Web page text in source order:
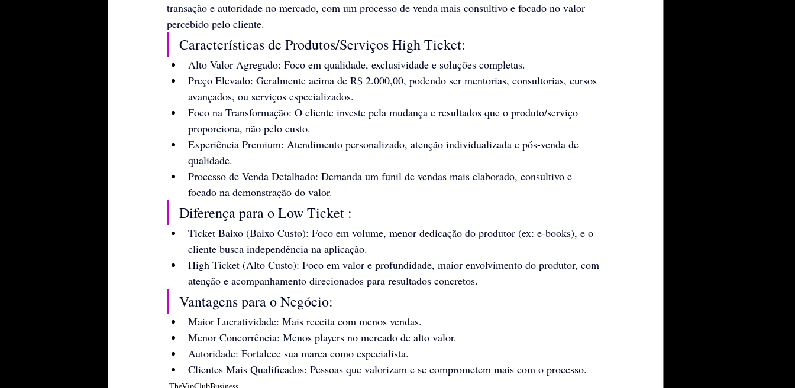
transação e autoridade no mercado, com um processo de venda mais consultivo e focado no valor
percebido pelo cliente.
Características de Produtos/Serviços High Ticket:
Alto Valor Agregado: Foco em qualidade, exclusividade e soluções completas.
Preço Elevado: Geralmente acima de R$ 2.000,00, podendo ser mentorias, consultorias, cursos
avançados, ou serviços especializados.
Foco na Transformação: O cliente investe pela mudança e resultados que o produto/serviço
proporciona, não pelo custo.
Experiência Premium: Atendimento personalizado, atenção individualizada e pós-venda de
qualidade.
Processo de Venda Detalhado: Demanda um funil de vendas mais elaborado, consultivo e
focado na demonstração do valor.
Diferença para o Low Ticket :
Ticket Baixo (Baixo Custo): Foco em volume, menor dedicação do produtor (ex: e-books), e o
cliente busca independência na aplicação.
High Ticket (Alto Custo): Foco em valor e profundidade, maior envolvimento do produtor, com
atenção e acompanhamento direcionados para resultados concretos.
Vantagens para o Negócio:
Maior Lucratividade: Mais receita com menos vendas.
Menor Concorrência: Menos players no mercado de alto valor.
Autoridade: Fortalece sua marca como especialista.
Clientes Mais Qualificados: Pessoas que valorizam e se comprometem mais com o processo.